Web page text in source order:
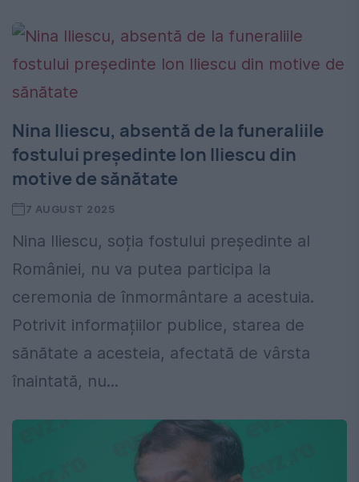
Nina Iliescu, absentă de la funeraliile
fostului președinte Ion Iliescu din
motive de sănătate
7 AUGUST 2025
Nina Iliescu, soția fostului președinte al
României, nu va putea participa la
ceremonia de înmormântare a acestuia.
Potrivit informațiilor publice, starea de
sănătate a acesteia, afectată de vârsta
înaintată, nu...